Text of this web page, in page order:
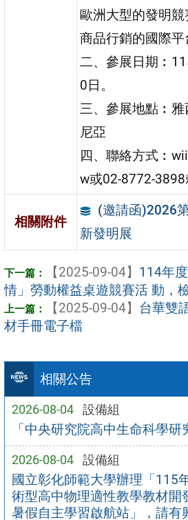
相關公告
2026-08-04 設備組
「中央研究院高中生命科學研
2026-08-04 設備組
國立彰化師範大學辦理「115
術型高中物理適性教學教材開
暑假自主學習啟航站」，請有
歐洲大型的發明
商品行銷的國際平
二、參展日期
0日。
三、參展地點︰
尼亞
四、聯絡方式
w或02-8772-3898
相關附件
(邀請函)2026
新發明展
【2025-09-04】 114年
情」勞動權益桌遊競賽活 動，
【2025-09-04】 台華雙
材手冊電子檔